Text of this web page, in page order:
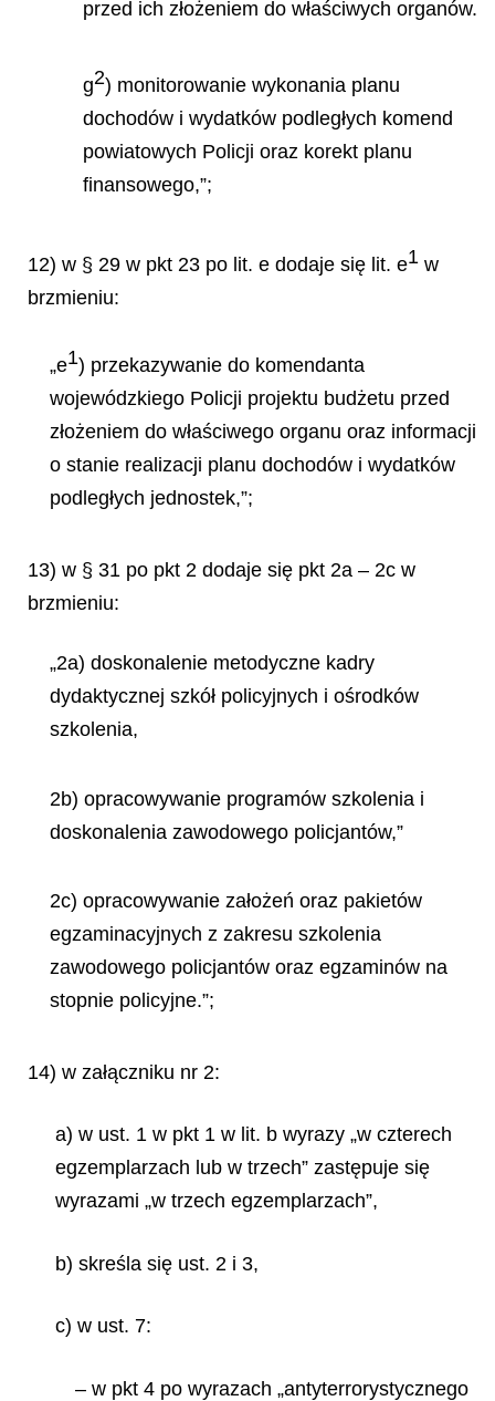
przed ich złożeniem do właściwych organów.
g2) monitorowanie wykonania planu
dochodów i wydatków podległych komend
powiatowych Policji oraz korekt planu
finansowego,”;
12) w § 29 w pkt 23 po lit. e dodaje się lit. e1 w
brzmieniu:
„e1) przekazywanie do komendanta
wojewódzkiego Policji projektu budżetu przed
złożeniem do właściwego organu oraz informacji
o stanie realizacji planu dochodów i wydatków
podległych jednostek,”;
13) w § 31 po pkt 2 dodaje się pkt 2a – 2c w
brzmieniu:
„2a) doskonalenie metodyczne kadry
dydaktycznej szkół policyjnych i ośrodków
szkolenia,
2b) opracowywanie programów szkolenia i
doskonalenia zawodowego policjantów,”
2c) opracowywanie założeń oraz pakietów
egzaminacyjnych z zakresu szkolenia
zawodowego policjantów oraz egzaminów na
stopnie policyjne.”;
14) w załączniku nr 2:
a) w ust. 1 w pkt 1 w lit. b wyrazy „w czterech
egzemplarzach lub w trzech” zastępuje się
wyrazami „w trzech egzemplarzach”,
b) skreśla się ust. 2 i 3,
c) w ust. 7:
– w pkt 4 po wyrazach „antyterrorystycznego